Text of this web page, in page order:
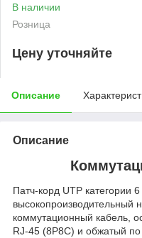
В наличии
Розница
Цену уточняйте
Описание
Описание
Патч‑корд UTP категории
высокопроизводительный
коммутационный кабель,
RJ‑45 (8P8C) и обжатый